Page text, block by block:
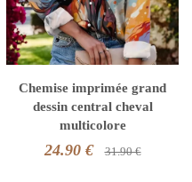
Chemise imprimée grand
dessin central cheval
multicolore
24.90 € 31.90 €